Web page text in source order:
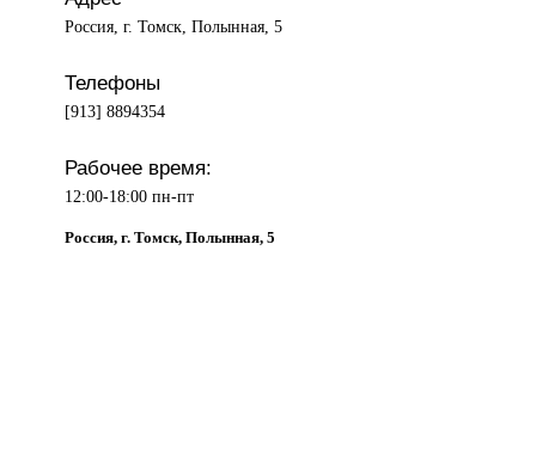
Россия, г. Томск, Полынная, 5
Телефоны
[913] 8894354
Рабочее время:
12:00-18:00 пн-пт
Россия, г. Томск, Полынная, 5